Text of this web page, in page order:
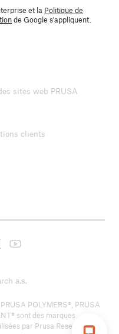
et la Politique de
de Google s'appliquent.
sites web PRUSA
clients
a.s.
POLYMERS®, PRUSA
sont des marques
par Prusa Research a.s.